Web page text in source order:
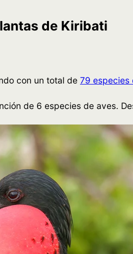
de Kiribati
con un total de 79 especies
de 6 especies de aves.